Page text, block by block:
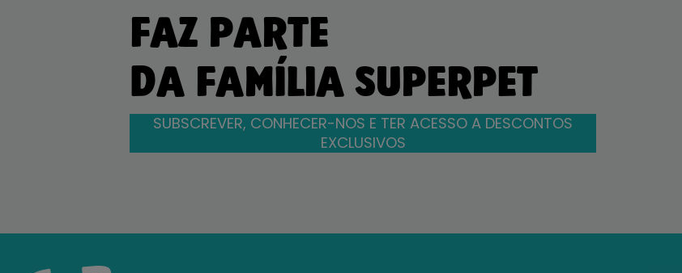
FAZ PARTE
DA FAMÍLIA SUPERPET
SUBSCREVER, CONHECER-NOS E TER ACESSO A DESCONTOS
EXCLUSIVOS